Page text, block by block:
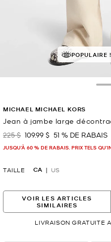
POPULAIRE !
MICHAEL MICHAEL KORS
Jean à jambe large
était
225 $ maintenant
109.99 $ 51 % DE RABAIS
JUSQU’À 60 % DE RABAIS. PRIX TELS
TAILLE CA US
VOIR LES ARTICLES
SIMILAIRES
LIVRAISON GRATUITE